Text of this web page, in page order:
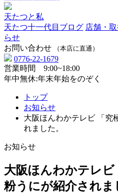
天たつと私
天たつ十一代目ブログ 店舗・
らせ
お問い合わせ
（本店に直通）
0776-22-1679
営業時間 9:00~18:00
年中無休:年末年始をのぞく
トップ
お知らせ
大阪ほんわかテレビ 「究
れました。
お知らせ
大阪ほんわかテレ
粉うにが紹介されま